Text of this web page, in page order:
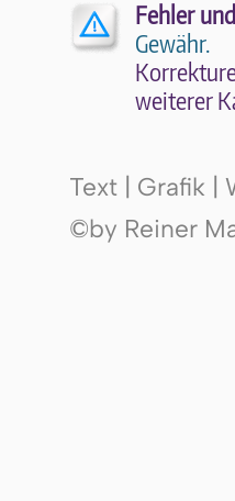
Fehler
Gewähr.
wei­te­rer
Text | Grafik |
©by Reiner